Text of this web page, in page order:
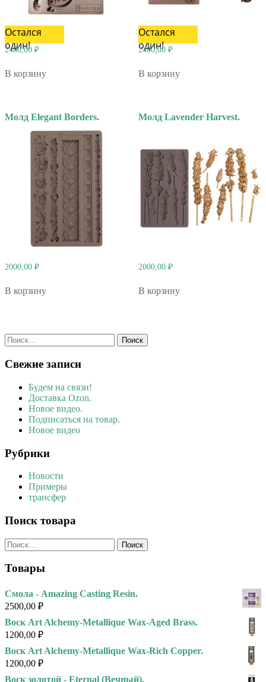
Остался
один!
2400,00 ₽
В корзину
Остался
один!
2400,00 ₽
В корзину
Молд Elegant Borders.
2000,00 ₽
В корзину
Молд Lavender Harvest.
2000,00 ₽
В корзину
Найти:
Свежие записи
Будем на связи!
Доставка Ozon.
Новое видео.
Подписаться на товар.
Новое видео
Рубрики
Новости
Примеры
трансфер
Поиск товара
Найти:
Товары
Смола - Amazing Casting Resin.
2500,00 ₽
Воск Art Alchemy-Metallique Wax-Aged Brass.
1200,00 ₽
Воск Art Alchemy-Metallique Wax-Rich Copper.
1200,00 ₽
Воск золотой - Eternal (Вечный).